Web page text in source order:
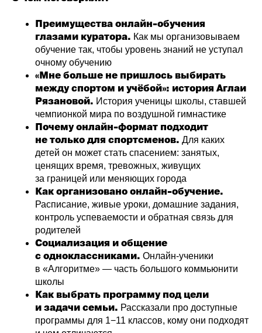
Преимущества онлайн-обучения
глазами куратора. Как мы организовываем
обучение так, чтобы уровень знаний не уступал
очному обучению
«Мне больше не пришлось выбирать
между спортом и учёбой»: история Аглаи
Рязановой. История ученицы школы, ставшей
чемпионкой мира по воздушной гимнастике
Почему онлайн-формат подходит
не только для спортсменов. Для каких
детей он может стать спасением: занятых,
ценящих время, тревожных, живущих
за границей или меняющих города
Как организовано онлайн-обучение.
Расписание, живые уроки, домашние задания,
контроль успеваемости и обратная связь для
родителей
Социализация и общение
с одноклассниками. Онлайн-ученики
в «Алгоритме» — часть большого коммьюнити
школы
Как выбрать программу под цели
и задачи семьи. Рассказали про доступные
программы для 1−11 классов, кому они подходят